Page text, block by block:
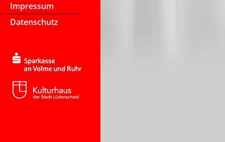
Impressum
Datenschutz